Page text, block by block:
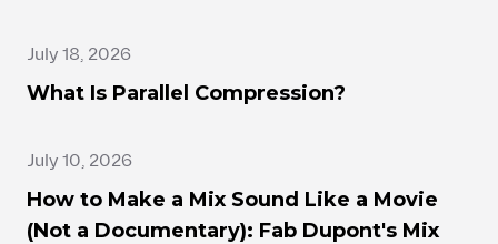
July 18, 2026
What Is Parallel Compression?
July 10, 2026
How to Make a Mix Sound Like a Movie
(Not a Documentary): Fab Dupont's Mix